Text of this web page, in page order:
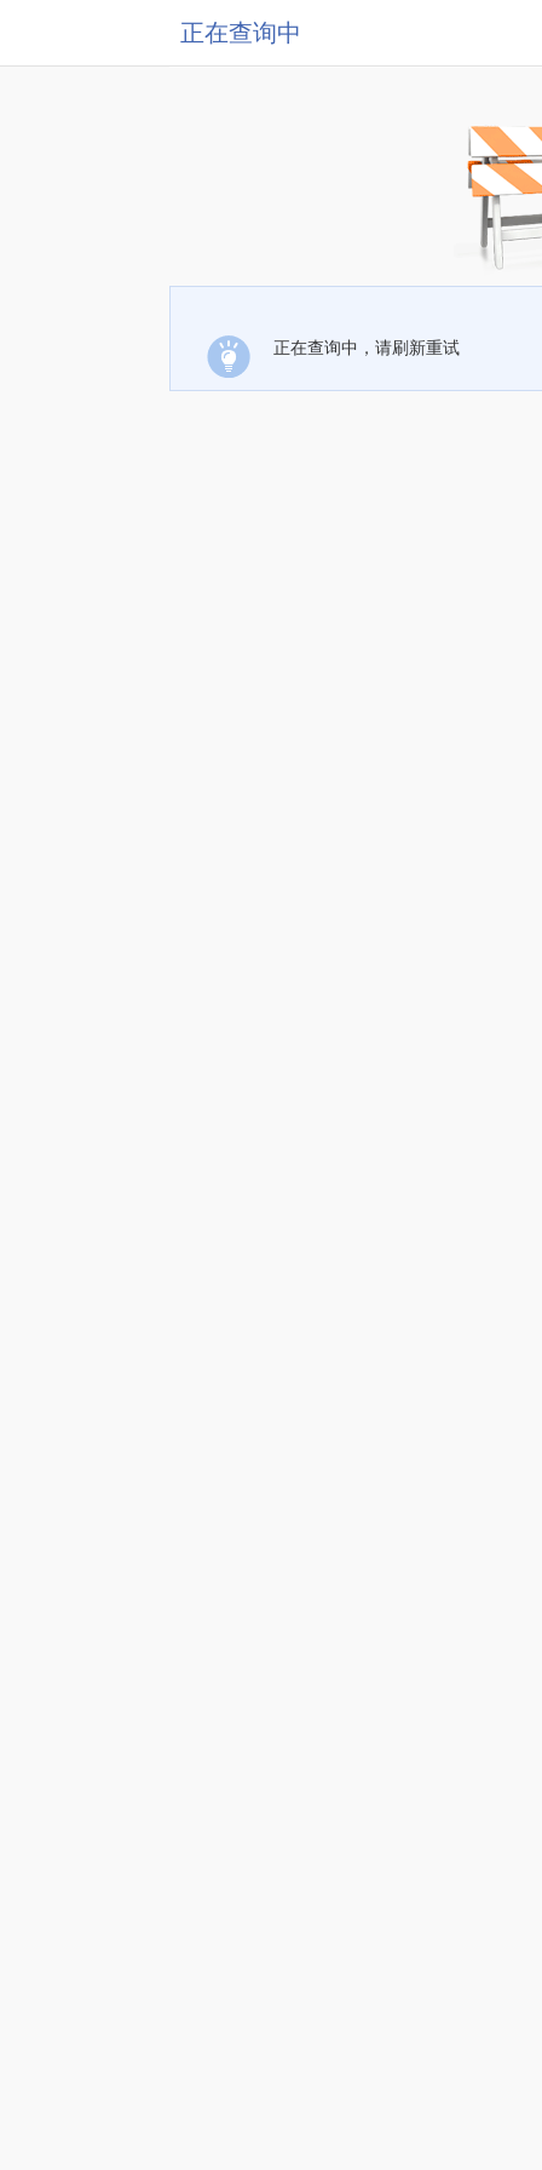
正在查询中
正在查询中，请刷新重试